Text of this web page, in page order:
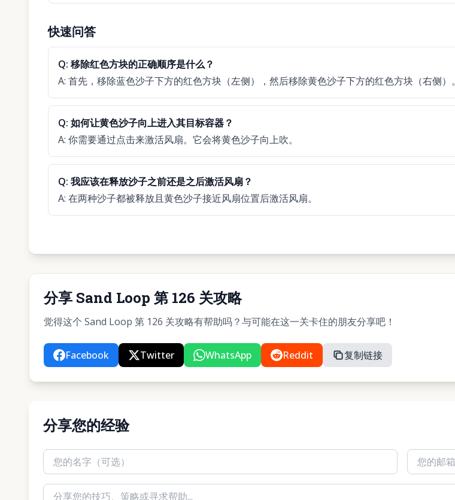
快速问答
Q: 移除红色方块的正确顺序是什么？
A: 首先，移除蓝色沙子下方的红色方块（左侧），然后移除黄色沙子下方的红色方块（右侧）。
Q: 如何让黄色沙子向上进入其目标容器？
A: 你需要通过点击来激活风扇。它会将黄色沙子向上吹。
Q: 我应该在释放沙子之前还是之后激活风扇？
A: 在两种沙子都被释放且黄色沙子接近风扇位置后激活风扇。
分享 Sand Loop 第 126 关攻略
觉得这个 Sand Loop 第 126 关攻略有帮助吗？与可能在这一关卡住的朋友分享吧！
Facebook Twitter WhatsApp Reddit 复制链接
分享您的经验